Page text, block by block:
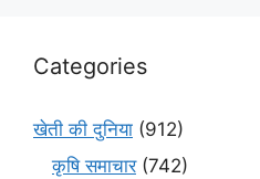
Categories
खेती की दुनिया (912)
कृषि समाचार(742)